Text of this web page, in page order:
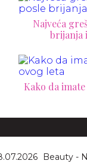
Najveća
brijanja
Kako da
Beauty -